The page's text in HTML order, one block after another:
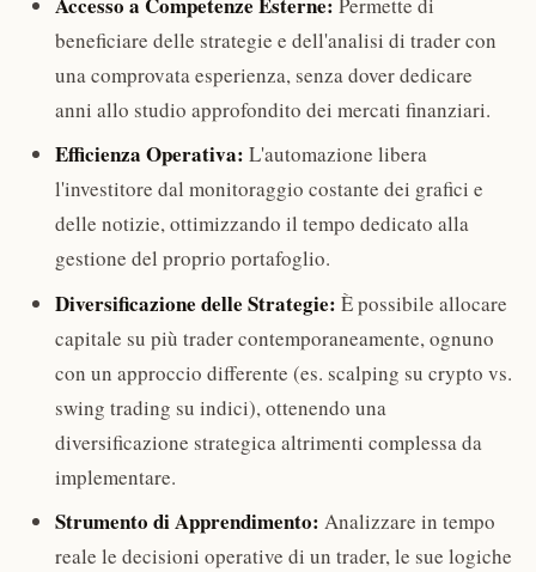
beneficiare delle strategie e dell'analisi di trader con
una comprovata esperienza, senza dover dedicare
anni allo studio approfondito dei mercati finanziari.
Efficienza Operativa: L'automazione libera
l'investitore dal monitoraggio costante dei grafici e
delle notizie, ottimizzando il tempo dedicato alla
gestione del proprio portafoglio.
Diversificazione delle Strategie: È possibile allocare
capitale su più trader contemporaneamente, ognuno
con un approccio differente (es. scalping su crypto vs.
swing trading su indici), ottenendo una
diversificazione strategica altrimenti complessa da
implementare.
Strumento di Apprendimento: Analizzare in tempo
reale le decisioni operative di un trader, le sue logiche